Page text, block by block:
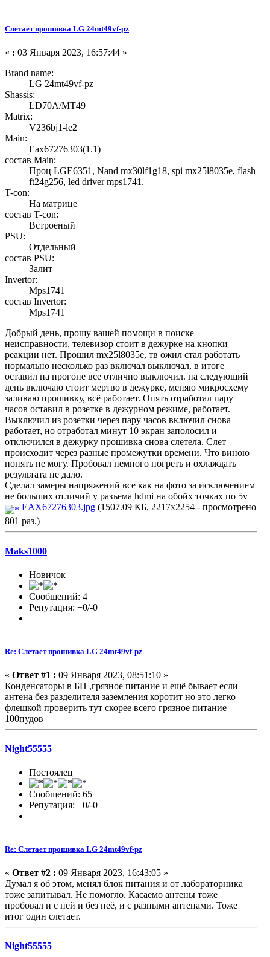
Слетает прошивка LG 24mt49vf-pz
« : 03 Января 2023, 16:57:44 »
Brand name:
LG 24mt49vf-pz
Shassis:
LD70A/MT49
Matrix:
V236bj1-le2
Main:
Eax67276303(1.1)
состав Main:
Проц LGE6351, Nand mx30lf1g18, spi mx25l8035e, flash
ft24g256, led driver mps1741.
T-con:
На матрице
состав T-con:
Встроеный
PSU:
Отдельный
состав PSU:
Залит
Invertor:
Mps1741
состав Invertor:
Mps1741
Добрый день, прошу вашей помощи в поиске
неисправности, телевизор стоит в дежурке на кнопки
реакции нет. Прошил mx25l8035e, тв ожил стал работать
нормально несколько раз включал выключал, в итоге
оставил на прогоне все отлично выключил. на следующий
день включаю стоит мертво в дежурке, меняю микросхему
заливаю прошивку, всë работает. Опять отработал пару
часов оставил в розетке в дежурном режиме, работает.
Выключил из розетки через пару часов включил снова
работает, но отработал минут 10 экран заполосил и
отключился в дежурку прошивка снова слетела. Слет
происходит через разные промежутки времени. Что виною
понять не могу. Пробовал немного погреть и охлаждать
результата не дало.
Сделал замеры напряжений все как на фото за исключением
не больших отличий у разъема hdmi на обойх точках по 5v
EAX67276303.jpg (1507.09 КБ, 2217x2254 - просмотрено
801 раз.)
Maks1000
Новичок
Сообщений: 4
Репутация: +0/-0
Re: Слетает прошивка LG 24mt49vf-pz
« Ответ #1 : 09 Января 2023, 08:51:10 »
Конденсаторы в БП ,грязное питание и ещё бывает если
антена без разделителя заземления коротит но это легко
флешкой проверить тут скорее всего грязное питание
100пудов
Night55555
Постоялец
Сообщений: 65
Репутация: +0/-0
Re: Слетает прошивка LG 24mt49vf-pz
« Ответ #2 : 09 Января 2023, 16:43:05 »
Думал я об этом, менял блок питания и от лабораторника
тоже запитывал. Не помогло. Касаемо антены тоже
пробовал и с ней и без неë, и с разными антенами. Тоже
итог один слетает.
Night55555